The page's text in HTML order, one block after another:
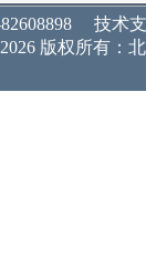
技术
版权所有：